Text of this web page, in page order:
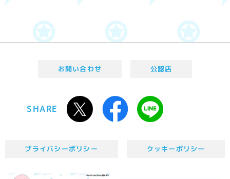
お問い合わせ 公認店
SHARE
プライバシーポリシー クッキーポリシー